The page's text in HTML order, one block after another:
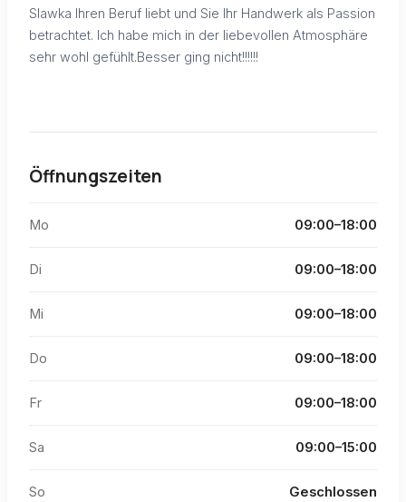
Slawka Ihren Beruf liebt und Sie Ihr Handwerk als Passion
betrachtet. Ich habe mich in der liebevollen Atmosphäre
sehr wohl gefühlt.Besser ging nicht!!!!!!
Öffnungszeiten
Mo 09:00–18:00
Di 09:00–18:00
Mi 09:00–18:00
Do 09:00–18:00
Fr 09:00–18:00
Sa 09:00–15:00
So Geschlossen